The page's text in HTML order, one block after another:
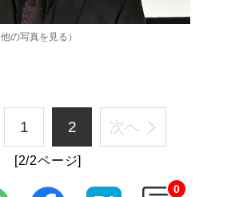
他の写真を見る ）
1 2 次へ
[2/2ページ]
0